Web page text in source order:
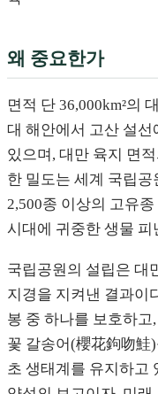
왜 중요한가
면적 단 36,000km²의
대 해안에서 고산 설
있으며, 대만 육지 면
한 밀도는 세계 국립
2,500종 이상의 고유
시대에 귀중한 생물
국립공원의 설립은 대
지경을 지켜낸 결과이
봉 중 하나를 보호하
꽃 갈송어(櫻花鉤吻鮭
초 생태계를 유지하고